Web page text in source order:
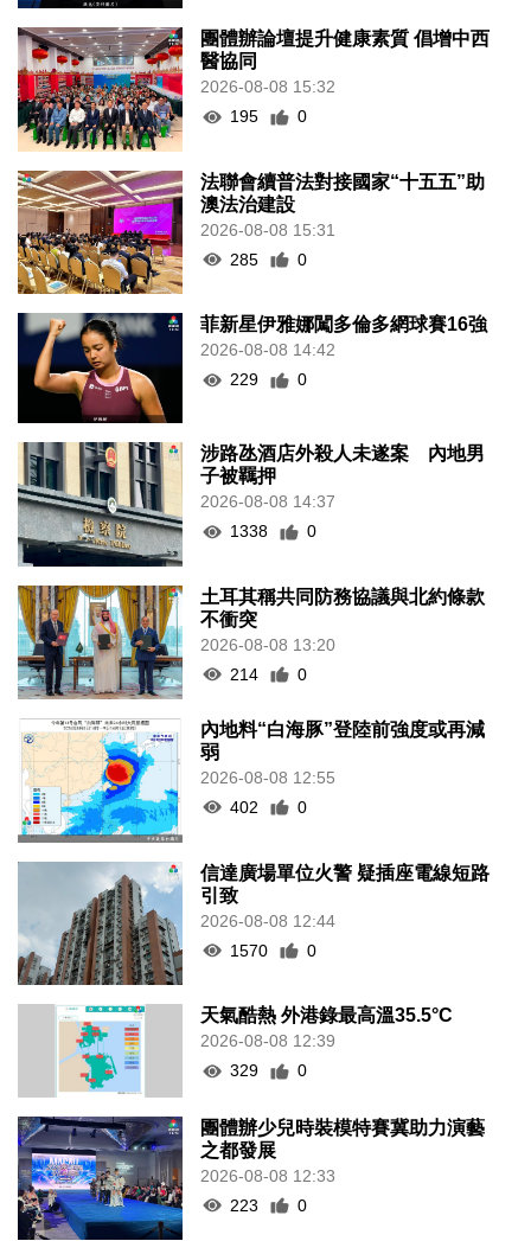
團體辦論壇提升健康素質 倡增中西
醫協同
2026-08-08 15:32
195
0
法聯會續普法對接國家“十五五”助
澳法治建設
2026-08-08 15:31
285
0
菲新星伊雅娜闖多倫多網球賽16強
2026-08-08 14:42
229
0
涉路氹酒店外殺人未遂案 內地男
子被羈押
2026-08-08 14:37
1338
0
土耳其稱共同防務協議與北約條款
不衝突
2026-08-08 13:20
214
0
內地料“白海豚”登陸前強度或再減
弱
2026-08-08 12:55
402
0
信達廣場單位火警 疑插座電線短路
引致
2026-08-08 12:44
1570
0
天氣酷熱 外港錄最高溫35.5°C
2026-08-08 12:39
329
0
團體辦少兒時裝模特賽冀助力演藝
之都發展
2026-08-08 12:33
223
0